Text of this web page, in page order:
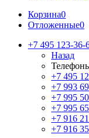
Корзина0
Отложенные0
+7 495 123-36-
Назад
+7 495
+7 993
+7 995
+7 995
+7 916
+7 916